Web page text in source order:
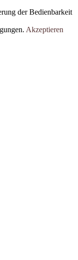
der Bedienbarkeit
Akzeptieren